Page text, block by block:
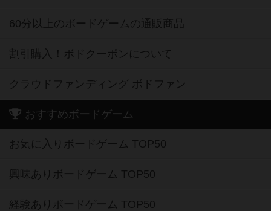
60分以上のボードゲームの通販商品
割引購入！ボドクーポンについて
クラウドファンディング ボドファン
おすすめボードゲーム
お気に入りボードゲーム TOP50
興味ありボードゲーム TOP50
経験ありボードゲーム TOP50